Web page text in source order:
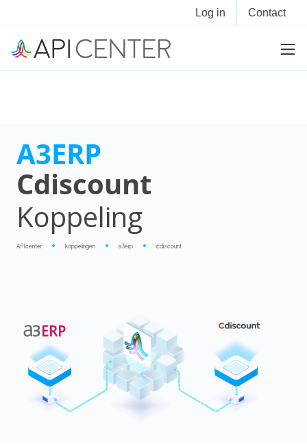
Log in Contact
A3ERP
Cdiscount
Koppeling
APIcenter koppelingen a3erp cdiscount